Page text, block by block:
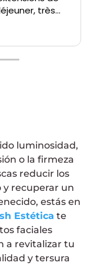
très
à l’écoute
parfait.
luminosidad,
o la firmeza
reducir los
y recuperar un
estás en
Estética te
faciales
a revitalizar tu
y tersura